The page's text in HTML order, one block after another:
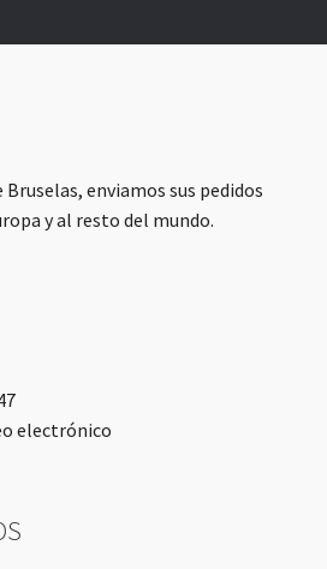
enviamos sus pedidos
y al resto del mundo.
electrónico